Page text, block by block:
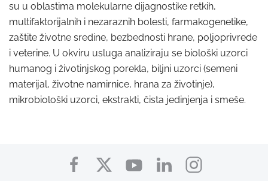
su u oblastima molekularne dijagnostike retkih,
multifaktorijalnih i nezaraznih bolesti, farmakogenetike,
zaštite životne sredine, bezbednosti hrane, poljoprivrede
i veterine. U okviru usluga analiziraju se biološki uzorci
humanog i životinjskog porekla, biljni uzorci (semeni
materijal, životne namirnice, hrana za životinje),
mikrobiološki uzorci, ekstrakti, čista jedinjenja i smeše.